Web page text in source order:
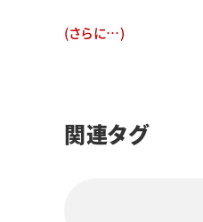
(さらに…)
関連タグ